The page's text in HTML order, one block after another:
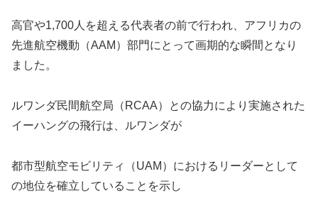
高官や1,700人を超える代表者の前で行われ、アフリカの
先進航空機動（AAM）部門にとって画期的な瞬間となり
ました。
ルワンダ民間航空局（RCAA）との協力により実施された
イーハングの飛行は、ルワンダが
都市型航空モビリティ（UAM）におけるリーダーとして
の地位を確立していることを示し